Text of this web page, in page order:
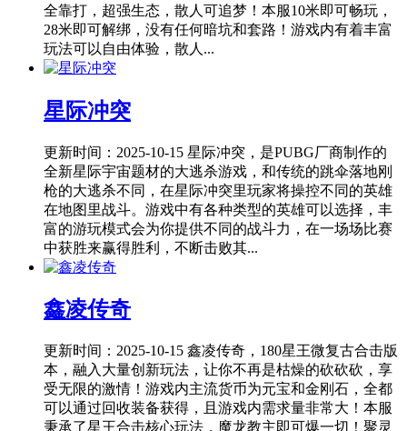
全靠打，超强生态，散人可追梦！本服10米即可畅玩，
28米即可解绑，没有任何暗坑和套路！游戏内有着丰富
玩法可以自由体验，散人...
星际冲突
更新时间：2025-10-15 星际冲突，是PUBG厂商制作的
全新星际宇宙题材的大逃杀游戏，和传统的跳伞落地刚
枪的大逃杀不同，在星际冲突里玩家将操控不同的英雄
在地图里战斗。游戏中有各种类型的英雄可以选择，丰
富的游玩模式会为你提供不同的战斗力，在一场场比赛
中获胜来赢得胜利，不断击败其...
鑫凌传奇
更新时间：2025-10-15 鑫凌传奇，180星王微复古合击版
本，融入大量创新玩法，让你不再是枯燥的砍砍砍，享
受无限的激情！游戏内主流货币为元宝和金刚石，全都
可以通过回收装备获得，且游戏内需求量非常大！本服
秉承了星王合击核心玩法，魔龙教主即可爆一切！聚灵